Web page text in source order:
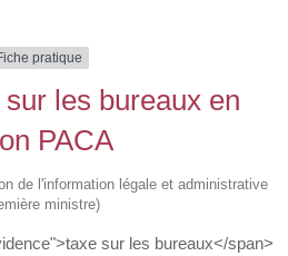
pratique
les bureaux en
PACA
de l'information légale et administrative
ministre)
sur les bureaux</span>